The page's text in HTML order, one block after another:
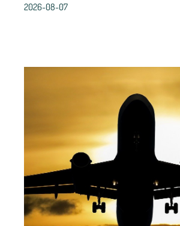
2026-08-07